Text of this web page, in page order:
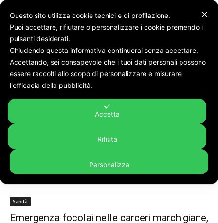
Giancarlo giulianelli
Tag:giancarlo giulianelli
Sanità
Emergenza focolai nelle carceri marchigiane,
✕
Questo sito utilizza cookie tecnici e di profilazione.
Puoi accettare, rifiutare o personalizzare i cookie premendo i
pulsanti desiderati.
Chiudendo questa informativa continuerai senza accettare.
Accettando, sei consapevole che i tuoi dati personali possono
essere raccolti allo scopo di personalizzare e misurare
l'efficacia della pubblicità.
Accetta
Rifiuta
Personalizza